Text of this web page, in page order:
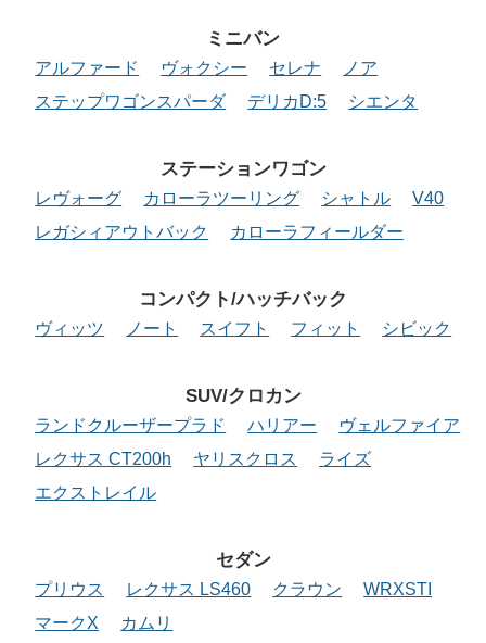
ミニバン
アルファード ヴォクシー セレナ
ノア
ステップワゴンスパーダ
デリカD:5 シエンタ
ステーションワゴン
レヴォーグ カローラツーリング シャトル
V40
レガシィアウトバック
カローラフィールダー
コンパクト/ハッチバック
ヴィッツ ノート スイフト フィット シビック
SUV/クロカン
ランドクルーザープラド ハリアー
ヴェルファイア
レクサス CT200h
ヤリスクロス
ライズ
エクストレイル
セダン
プリウス レクサス LS460 クラウン
WRXSTI
マークX
カムリ